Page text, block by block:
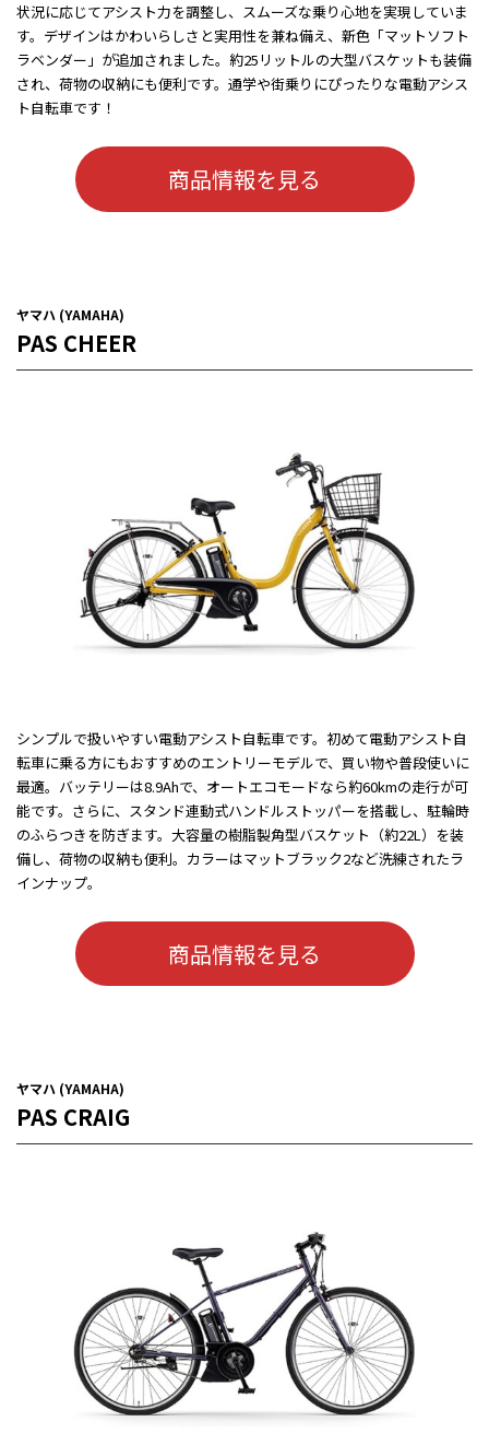
状況に応じてアシスト力を調整し、スムーズな乗り心地を実現していま
す。デザインはかわいらしさと実用性を兼ね備え、新色「マットソフト
ラベンダー」が追加されました。約25リットルの大型バスケットも装備
され、荷物の収納にも便利です。通学や街乗りにぴったりな電動アシス
ト自転車です！
商品情報を見る
ヤマハ (YAMAHA)
PAS CHEER
シンプルで扱いやすい電動アシスト自転車です。初めて電動アシスト自
転車に乗る方にもおすすめのエントリーモデルで、買い物や普段使いに
最適。バッテリーは8.9Ahで、オートエコモードなら約60kmの走行が可
能です。さらに、スタンド連動式ハンドルストッパーを搭載し、駐輪時
のふらつきを防ぎます。大容量の樹脂製角型バスケット（約22L）を装
備し、荷物の収納も便利。カラーはマットブラック2など洗練されたラ
インナップ。
商品情報を見る
ヤマハ (YAMAHA)
PAS CRAIG